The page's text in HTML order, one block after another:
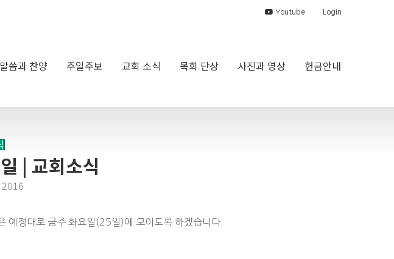
Youtube Login
말씀과 찬양 주일주보 교회 소식 목회 단상 사진과 영상 헌금안내
| 교회소식
예정대로 금주 화요일(25일)에 모이도록 하겠습니다.